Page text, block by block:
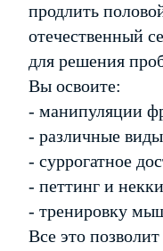
продлить
отечественный
для решения
Вы освоите:
- манипуляции
- различные
- суррогатное
- петтинг и
- тренировку
Все это